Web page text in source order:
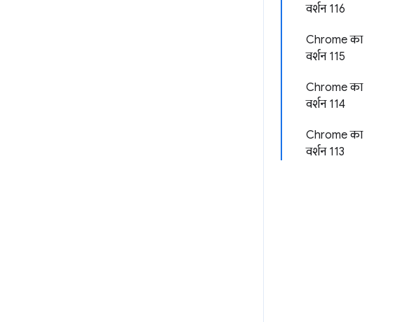
वर्शन 116
Chrome का
वर्शन 115
Chrome का
वर्शन 114
Chrome का
वर्शन 113